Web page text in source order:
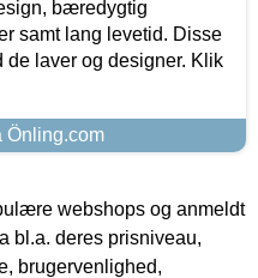
bæredygtig
samt lang levetid. Disse
laver og designer. Klik
Önling.com
webshops og anmeldt
bl.a. deres prisniveau,
brugervenlighed,